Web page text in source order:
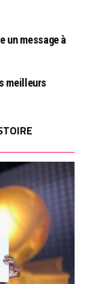
un message à
meilleurs